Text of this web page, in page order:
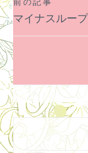
投
稿
ナ
ビ
ゲ
ー
シ
ョ
ン
マイナスルー